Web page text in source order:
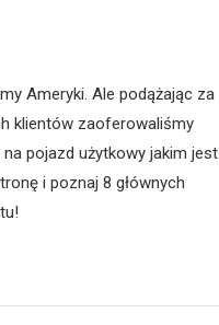
Ameryki. Ale podążając za
klientów zaoferowaliśmy
pojazd użytkowy jakim jest
i poznaj 8 głównych